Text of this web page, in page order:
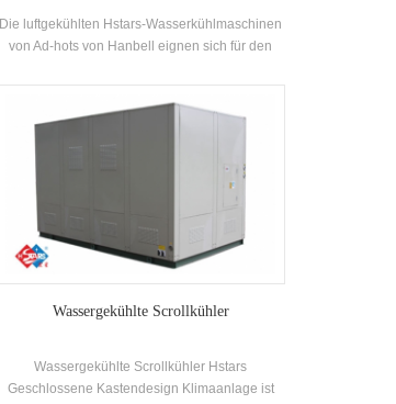
Die luftgekühlten Hstars-Wasserkühlmaschinen
von Ad-hots von Hanbell eignen sich für den
einfacher Bedienung.
Wassergekühlte Scrollkühler
Wassergekühlte Scrollkühler Hstars
Geschlossene Kastendesign Klimaanlage ist